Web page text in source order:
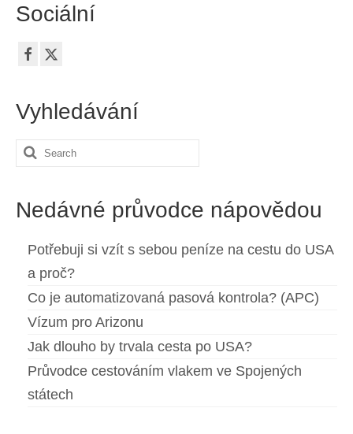
Sociální
Vyhledávání
Search
Nedávné průvodce nápovědou
Potřebuji si vzít s sebou peníze na cestu do USA
a proč?
Co je automatizovaná pasová kontrola? (APC)
Vízum pro Arizonu
Jak dlouho by trvala cesta po USA?
Průvodce cestováním vlakem ve Spojených
státech